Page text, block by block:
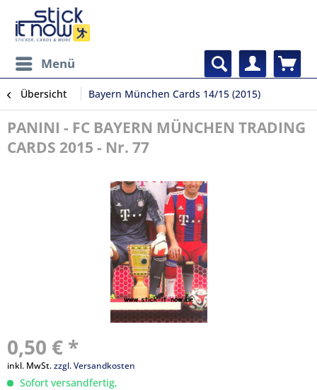
Menü
Übersicht Bayern München Cards 14/15 (2015)
PANINI - FC BAYERN MÜNCHEN TRADING
CARDS 2015 - Nr. 77
0,50 € *
inkl. MwSt.zzgl. Versandkosten
Sofort versandfertig,